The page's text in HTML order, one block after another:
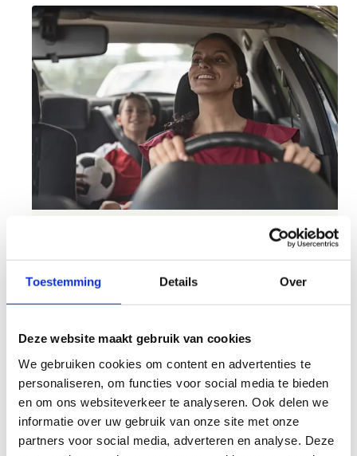
Toestemming Details Over
Deze website maakt gebruik van cookies
We gebruiken cookies om content en advertenties te
personaliseren, om functies voor social media te bieden
en om ons websiteverkeer te analyseren. Ook delen we
informatie over uw gebruik van onze site met onze
partners voor social media, adverteren en analyse. Deze
Neem de autosnelweg E40 richting Gent. Neem
afrit 14 Gent Expo. Laat het Holiday Inn Hotel en
rechtdoor over het rondpunt richting “R4
Over de brug en langs de vaart volg je deze
gedurende 2,8 km om dan rechts af te slaan
richting “Blaarmeersen”. Sport Vlaanderen Gent is
gelegen juist voor de inrit van het Sport- &
Recreatiecentrum Blaarmeersen.